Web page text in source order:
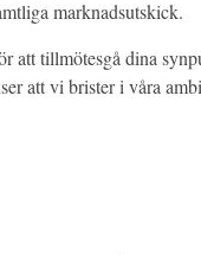
marknadsutskick.
att tillmötesgå dina
att vi brister i våra